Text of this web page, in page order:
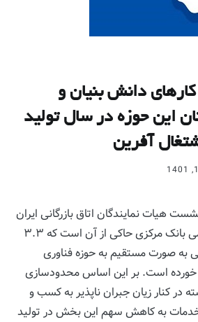
دانش بنیان و
این حوزه در سال تولید
آفرین
هیات نمایندگان اتاق بازرگانی ایران
اظهار کرد: آمارهای رسمی بانک مرکزی حاکی از آن است که ۳.۳
به صورت مستقیم به حوزه فناوری
خورده است. بر این اساس محدودسازی
در کنار زیان جبران ناپذیر به کسب و
به کاهش سهم این بخش در تولید